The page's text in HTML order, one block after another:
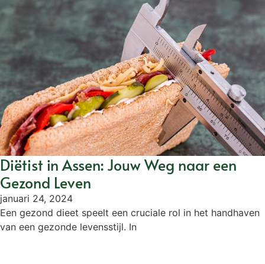
Diëtist in Assen: Jouw Weg naar een
Gezond Leven
januari 24, 2024
Een gezond dieet speelt een cruciale rol in het handhaven
van een gezonde levensstijl. In